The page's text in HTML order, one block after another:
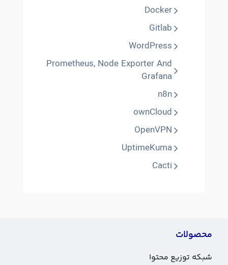
Docker
Gitlab
WordPress
Prometheus, Node Exporter And
Grafana
n8n
ownCloud
OpenVPN
UptimeKuma
Cacti
محصولات
شبکه توزیع محتوا